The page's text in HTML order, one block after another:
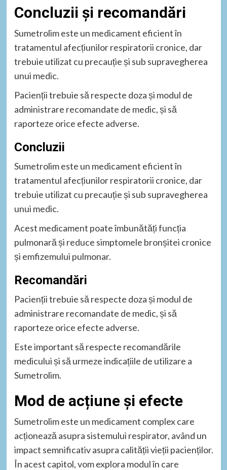
Concluzii și recomandări
Sumetrolim este un medicament eficient în
tratamentul afecțiunilor respiratorii cronice, dar
trebuie utilizat cu precauție și sub supravegherea
unui medic.
Pacienții trebuie să respecte doza și modul de
administrare recomandate de medic, și să
raporteze orice efecte adverse.
Concluzii
Sumetrolim este un medicament eficient în
tratamentul afecțiunilor respiratorii cronice, dar
trebuie utilizat cu precauție și sub supravegherea
unui medic.
Acest medicament poate îmbunătăți funcția
pulmonară și reduce simptomele bronșitei cronice
și emfizemului pulmonar.
Recomandări
Pacienții trebuie să respecte doza și modul de
administrare recomandate de medic, și să
raporteze orice efecte adverse.
Este important să respecte recomandările
medicului și să urmeze indicațiile de utilizare a
Sumetrolim.
Mod de acțiune și efecte
Sumetrolim este un medicament complex care
acționează asupra sistemului respirator, având un
impact semnificativ asupra calității vieții pacienților.
În acest capitol, vom explora modul în care